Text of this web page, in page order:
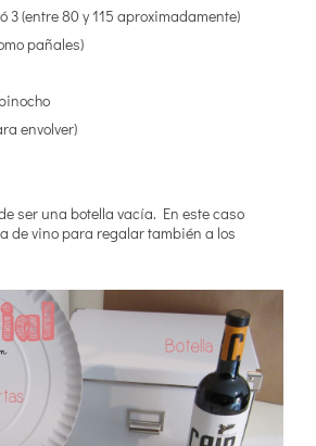
3 (entre 80 y 115 aproximadamente)
pañales)
envolver)
ser una botella vacía. En este caso
de vino para regalar también a los